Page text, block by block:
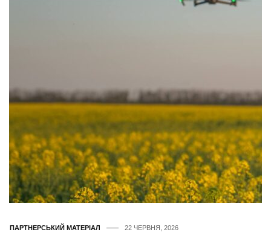
ПАРТНЕРСЬКИЙ МАТЕРІАЛ 22 ЧЕРВНЯ, 2026